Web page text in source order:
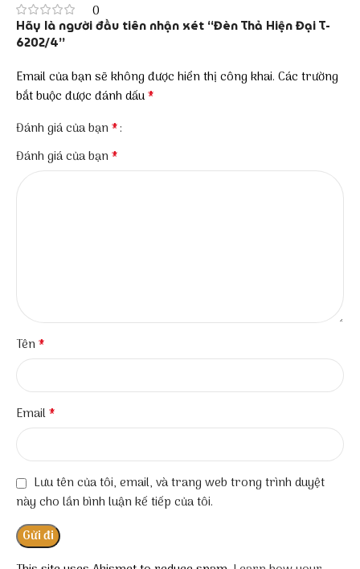
0
Hãy là người đầu tiên nhận xét “Đèn Thả Hiện Đại T-
6202/4”
Email của bạn sẽ không được hiển thị công khai. Các trường
bắt buộc được đánh dấu*
Đánh giá của bạn*
Đánh giá của bạn*
Tên*
Email*
Lưu tên của tôi, email, và trang web trong trình duyệt
này cho lần bình luận kế tiếp của tôi.